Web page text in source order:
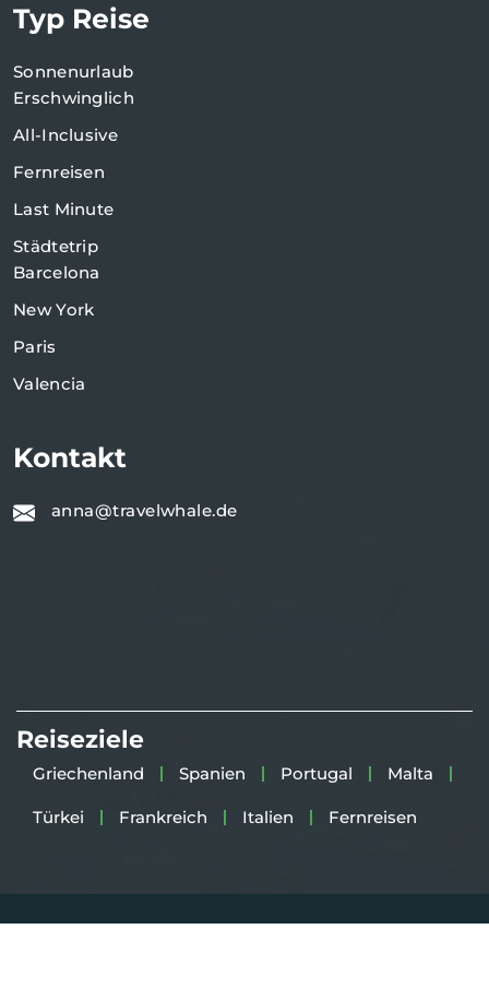
Typ Reise
Sonnenurlaub
Erschwinglich
All-Inclusive
Fernreisen
Last Minute
Städtetrip
Barcelona
New York
Paris
Valencia
Kontakt
anna@travelwhale.de
Reiseziele
Griechenland Spanien Portugal Malta
Türkei Frankreich Italien Fernreisen
Copyright 2025TravelWhale